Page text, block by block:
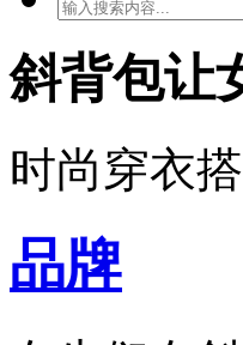
斜背包让
时尚穿衣
品牌